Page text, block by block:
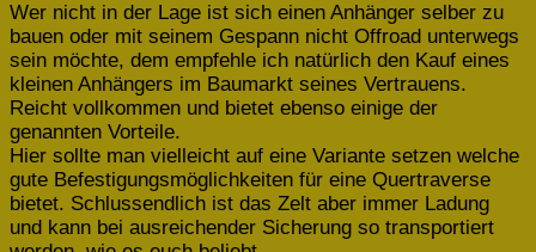
Wer nicht in der Lage ist sich einen Anhänger selber zu
bauen oder mit seinem Gespann nicht Offroad unterwegs
sein möchte, dem empfehle ich natürlich den Kauf eines
kleinen Anhängers im Baumarkt seines Vertrauens.
Reicht vollkommen und bietet ebenso einige der
genannten Vorteile.
Hier sollte man vielleicht auf eine Variante setzen welche
gute Befestigungsmöglichkeiten für eine Quertraverse
bietet. Schlussendlich ist das Zelt aber immer Ladung
und kann bei ausreichender Sicherung so transportiert